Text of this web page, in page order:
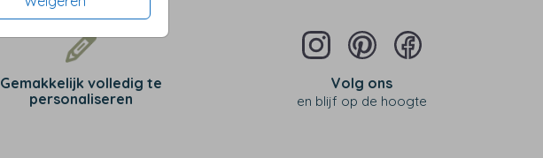
Gemakkelijk volledig te
personaliseren
Volg ons
en blijf op de hoogte